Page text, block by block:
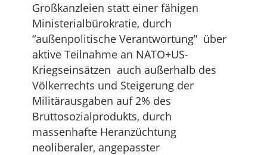
Großkanzleien statt einer fähigen
Ministerialbürokratie, durch
“außenpolitische Verantwortung” über
aktive Teilnahme an NATO+US-
Kriegseinsätzen auch außerhalb des
Völkerrechts und Steigerung der
Militärausgaben auf 2% des
Bruttosozialprodukts, durch
massenhafte Heranzüchtung
neoliberaler, angepasster